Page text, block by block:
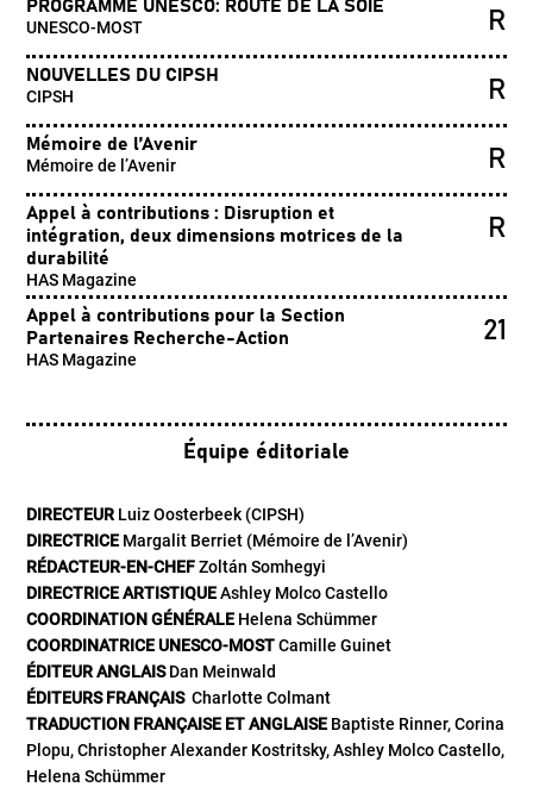
R
PROGRAMME UNESCO: ROUTE DE LA SOIE
UNESCO-MOST
R
NOUVELLES DU CIPSH
CIPSH
R
Mémoire de l’Avenir
Mémoire de l’Avenir
R
Appel à contributions : Disruption et
intégration, deux dimensions motrices de la
durabilité
HAS Magazine
21
Appel à contributions pour la Section
Partenaires Recherche-Action
HAS Magazine
Équipe éditoriale
DIRECTEUR Luiz Oosterbeek (CIPSH)
DIRECTRICE Margalit Berriet (Mémoire de l’Avenir)
RÉDACTEUR-EN-CHEFZoltán Somhegyi
DIRECTRICE ARTISTIQUEAshley Molco Castello
COORDINATION GÉNÉRALE Helena Schümmer
COORDINATRICE UNESCO-MOSTCamille Guinet
ÉDITEUR ANGLAISDan Meinwald
ÉDITEURS FRANÇAISCharlotte Colmant
TRADUCTION FRANÇAISE ET ANGLAISE Baptiste Rinner, Corina
Plopu, Christopher Alexander Kostritsky, Ashley Molco Castello,
Helena Schümmer